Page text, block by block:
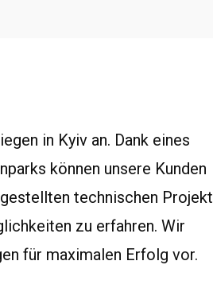
in Kyiv an. Dank eines
können unsere Kunden
technischen Projekt
zu erfahren. Wir
für maximalen Erfolg vor.